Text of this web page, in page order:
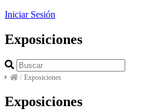
Iniciar Sesión
Exposiciones
/ Exposiciones
Exposiciones